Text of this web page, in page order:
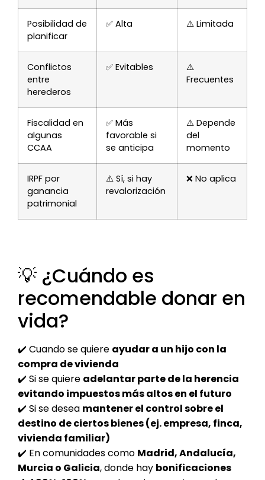
Posibilidad de
planificar
✅ Alta ⚠️ Limitada
Conflictos
entre
herederos
✅ Evitables
⚠️
Frecuentes
Fiscalidad en
algunas
CCAA
✅ Más
favorable si
se anticipa
⚠️ Depende
del
momento
IRPF por
ganancia
patrimonial
⚠️ Sí, si hay
revalorización
❌ No aplica
💡 ¿Cuándo es
recomendable donar en
vida?
✔️ Cuando se quiere ayudar a un hijo con la
compra de vivienda
✔️ Si se quiere adelantar parte de la herencia
evitando impuestos más altos en el futuro
✔️ Si se desea mantener el control sobre el
destino de ciertos bienes (ej. empresa, finca,
vivienda familiar)
✔️ En comunidades como Madrid, Andalucía,
Murcia o Galicia, donde hay bonificaciones